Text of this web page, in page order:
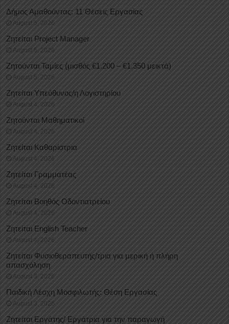
Δήμος Αμαθούντας: 11 Θέσεις Εργασίας
August 5, 2026
Ζητείται Project Manager
August 5, 2026
Ζητούνται Ταμίες (μισθός €1.200 – €1.350 μεικτά)
August 5, 2026
Ζητείται Υπεύθυνος/η Λογιστηρίου
August 4, 2026
Ζητούνται Μαθηματικοί
August 4, 2026
Ζητείται Καθαρίστρια
August 4, 2026
Ζητείται Γραμματέας
August 4, 2026
Ζητείται Βοηθός Οδοντιατρείου
August 4, 2026
Ζητείται English Teacher
August 4, 2026
Ζητείται Φυσιοθεραπευτής/τρια για μερική ή πλήρη
απασχόληση
August 3, 2026
Παιδική Λέσχη Μοσφιλωτής: Θέση Εργασίας
August 3, 2026
Ζητείται Εργάτης/ Εργάτρια για την παραγωγή